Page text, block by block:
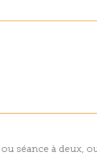
séance à deux,